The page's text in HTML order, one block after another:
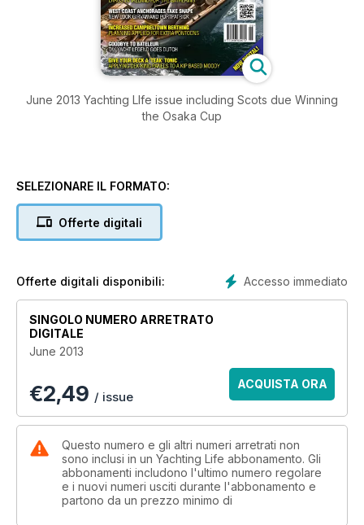
June 2013 Yachting LIfe issue including Scots due Winning
the Osaka Cup
SELEZIONARE IL FORMATO:
Offerte digitali
Accesso immediato
Offerte digitali disponibili:
SINGOLO NUMERO ARRETRATO
DIGITALE
June 2013
€2,49 / issue
ACQUISTA ORA
Questo numero e gli altri numeri arretrati non
sono inclusi in un Yachting Life abbonamento. Gli
abbonamenti includono l'ultimo numero regolare
e i nuovi numeri usciti durante l'abbonamento e
partono da un prezzo minimo di